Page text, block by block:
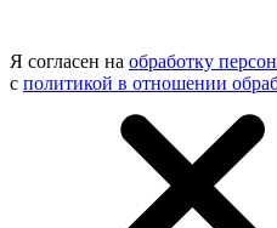
Я согласен на обработку
с политикой в отношении